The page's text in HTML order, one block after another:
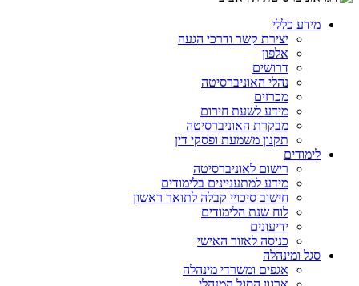
מידע כללי
יצירת קשר ודרכי הגעה
אלפון
דרושים
נהלי האוניברסיטה
מכרזים
מידע לשעת חירום
מבקרת האוניברסיטה
תקנון משמעת ופסקי דין
לימודים
רישום לאוניברסיטה
מידע למתעניינים בלימודים
חישוב סיכויי קבלה לתואר ראשון
לוח שנת הלימודים
ידיעונים
כניסה לאזור האישי
סגל ומינהלה
אגפים ומשרדי מינהלה